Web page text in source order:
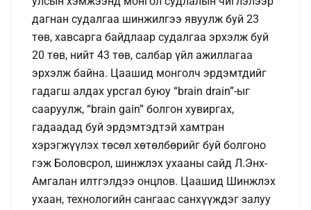
дагнан судалгаа шинжилгээ явуулж буй 23
төв, хавсарга байдлаар судалгаа эрхэлж буй
20 төв, нийт 43 төв, салбар үйл ажиллагаа
эрхэлж байна. Цаашид монголч эрдэмтдийг
гадагш алдах урсгал буюу “brain drain”-ыг
сааруулж, “brain gain” болгон хувиргах,
гадаадад буй эрдэмтэдтэй хамтран
хэрэгжүүлэх төсөл хөтөлбөрийг буй болгоно
гэж Боловсрол, шинжлэх ухааны сайд Л.Энх-
Амгалан илтгэлдээ онцлов. Цаашид Шинжлэх
ухаан, технологийн сангаас санхүүждэг залуу